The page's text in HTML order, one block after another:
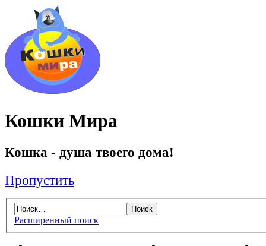
Кошки Мира
Кошка - душа твоего дома!
Пропустить
Расширенный поиск